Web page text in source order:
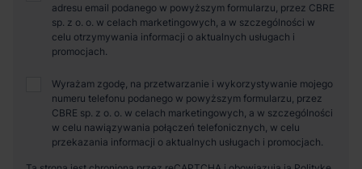
adresu email podanego w powyższym formularzu, przez CBRE
sp. z o. o. w celach marketingowych, a w szczególności w
celu otrzymywania informacji o aktualnych usługach i
promocjach.
Wyrażam zgodę, na przetwarzanie i wykorzystywanie mojego
numeru telefonu podanego w powyższym formularzu, przez
CBRE sp. z o. o. w celach marketingowych, a w szczególności
w celu nawiązywania połączeń telefonicznych, w celu
przekazania informacji o aktualnych usługach i promocjach.